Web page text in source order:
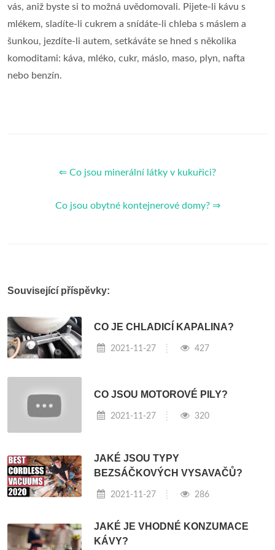
vás, aniž byste si to možná uvědomovali. Pijete-li kávu s
mlékem, sladíte-li cukrem a snídáte-li chleba s máslem a
šunkou, jezdíte-li autem, setkáváte se hned s několika
komoditami: káva, mléko, cukr, máslo, maso, plyn, nafta
nebo benzín.
⇐ Co jsou minerální látky v kukuřici?
Co jsou obytné kontejnerové domy? ⇒
Související příspěvky:
CO JE CHLADICÍ KAPALINA?
2021-11-27 427
CO JSOU MOTOROVÉ PILY?
2021-11-27 320
JAKÉ JSOU TYPY
BEZSÁČKOVÝCH VYSAVAČŮ?
2021-11-27 286
JAKÉ JE VHODNÉ KONZUMACE
KÁVY?